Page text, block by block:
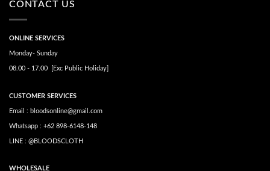
CONTACT US
ONLINE SERVICES
Monday- Sunday
08.00 - 17.00 [Exc Public Holiday]
CUSTOMER SERVICES
Email : bloodsonline@gmail.com
Whatsapp : +62 898-6148-148
LINE : @BLOODSCLOTH
WHOLESALE